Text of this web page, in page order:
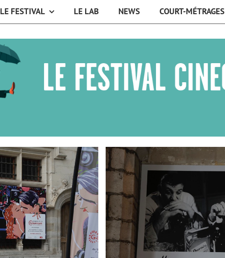
LE FESTIVAL LE LAB NEWS COURT-MÉTRAGES